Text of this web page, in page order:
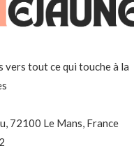
vers tout ce qui touche à la
72100 Le Mans, France